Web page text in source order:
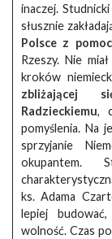
inaczej.
słusznie
Polsce z
Rzeszy. Nie
kroków
zbliżającej
Radzieckiemu,
pomyślenia. Na
sprzyjanie
okupantem.
ks. Adama
lepiej
wolność. Czas